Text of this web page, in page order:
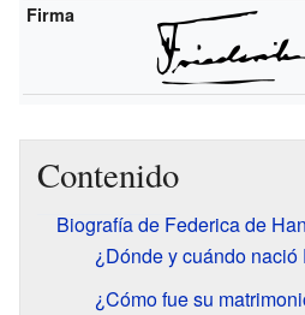
Firma
Contenido
Biografía de Federica de
¿Dónde y cuándo nació
¿Cómo fue su